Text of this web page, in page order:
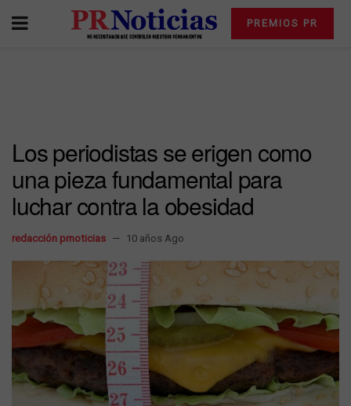
PREMIOS PR
Los periodistas se erigen como
una pieza fundamental para
luchar contra la obesidad
redacción prnoticias 10 años Ago